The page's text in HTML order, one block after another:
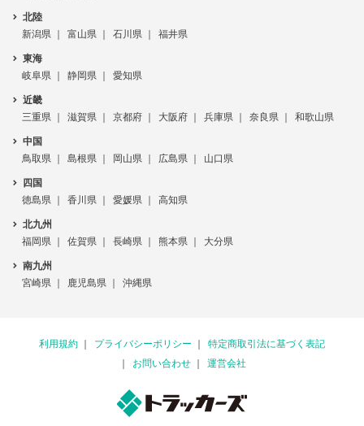
北陸
新潟県
富山県 石川県 福井県
東海
岐阜県
静岡県 愛知県
近畿
三重県
滋賀県 京都府 大阪府 兵庫県 奈良県 和歌山県
中国
鳥取県
島根県 岡山県 広島県 山口県
四国
徳島県
香川県 愛媛県 高知県
北九州
福岡県
佐賀県 長崎県 熊本県 大分県
南九州
宮崎県
鹿児島県 沖縄県
利用規約 プライバシーポリシー
特定商取引法に基づく表記
お問い合わせ
運営会社